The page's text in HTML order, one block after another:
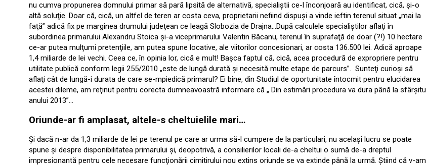
nu cumva propunerea domnului primar să pară lipsită de alternativă, specialiştii ce-l înconjoară au identificat, cică, şi-o
altă soluţie. Doar că, cică, un altfel de teren ar costa ceva, proprietarii nefiind dispuşi a vinde ieftin terenul situat „mai la
faţă” adică fix pe marginea drumului judeţean ce leagă Slobozia de Drajna…După calculele specialiştilor aflaţi în
subordinea primarului Alexandru Stoica şi-a viceprimarului Valentin Băcanu, terenul în suprafaţă de doar (?!) 10 hectare
ce-ar putea mulţumi pretenţiile, am putea spune locative, ale viitorilor concesionari, ar costa 136.500 lei. Adică aproape
1,4 miliarde de lei vechi. Ceea ce, în opinia lor, cică e mult! Başca faptul că, cică, acea procedură de expropriere pentru
utilitate publică conform legii 255/2010 „este de lungă durată şi necesită multe etape de parcurs”. Sunteţi curioşi să
aflaţi cât de lungă-i durata de care se-mpiedică primarul? Ei bine, din Studiul de oportunitate întocmit pentru elucidarea
acestei dileme, am reţinut pentru corecta dumneavoastră informare că „ Din estimări procedura va dura până la sfârşitul
anului 2013”…
Oriunde-ar fi amplasat, altele-s cheltuielile mari…
Şi dacă n-ar da 1,3 miliarde de lei pe terenul pe care ar urma să-l cumpere de la particulari, nu acelaşi lucru se poate
spune şi despre disponibilitatea primarului şi, deopotrivă, a consilierilor locali de-a cheltui o sumă de-a dreptul
impresionantă pentru cele necesare funcţionării cimitirului nou extins oriunde se va extinde până la urmă. Ştiind că v-am